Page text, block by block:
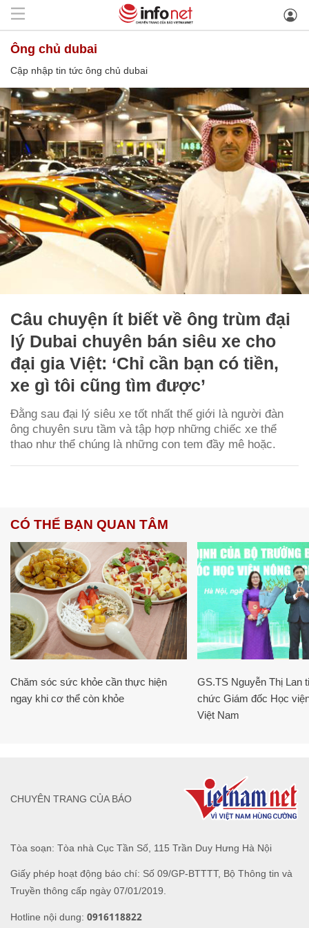
ông chủ dubai
Cập nhập tin tức ông chủ dubai
Câu chuyện ít biết về ông trùm đại
lý Dubai chuyên bán siêu xe cho
đại gia Việt: ‘Chỉ cần bạn có tiền,
xe gì tôi cũng tìm được’
Đằng sau đại lý siêu xe tốt nhất thế giới là người đàn
ông chuyên sưu tầm và tập hợp những chiếc xe thể
thao như thể chúng là những con tem đầy mê hoặc.
CÓ THỂ BẠN QUAN TÂM
Chăm sóc sức khỏe cần thực hiện
ngay khi cơ thể còn khỏe
GS.TS Nguyễn Thị Lan
chức Giám đốc Học
Việt Nam
Tòa soạn: Tòa nhà Cục Tần Số, 115 Trần Duy Hưng Hà Nội
Giấy phép hoạt động báo chí: Số 09/GP-BTTTT, Bộ Thông tin và
Truyền thông cấp ngày 07/01/2019.
Hotline nội dung: 0916118822
CHUYÊN TRANG CỦA BÁO